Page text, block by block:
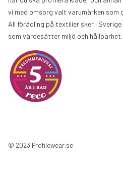
vi med omsorg valt varumärken som
All förädling på textilier sker i
som värdesätter miljö och hållbarhet.
© 2023 Profilewear.se